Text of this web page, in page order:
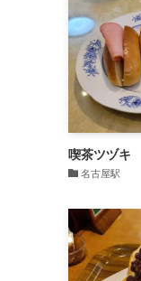
喫茶ツヅキ
名古屋駅